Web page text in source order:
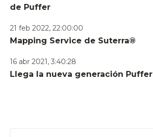
de Puffer
21 feb 2022, 22:00:00
Mapping Service de Suterra®
16 abr 2021, 3:40:28
Llega la nueva generación Puffer